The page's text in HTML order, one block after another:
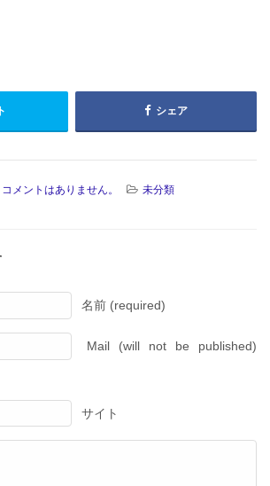
シェア
コメントはありません。 未分類
名前 (required)
Mail (will not be published)
サイト